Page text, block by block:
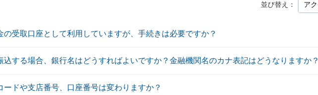
並び替え：
の受取口座として利用していますが、手続きは必要ですか？
込する場合、銀行名はどうすればよいですか？金融機関名のカナ表記はどうなりますか？
ードや支店番号、口座番号は変わりますか？